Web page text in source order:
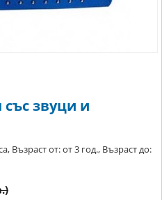
звуци и
Възраст от: от 3 год., Възраст до: